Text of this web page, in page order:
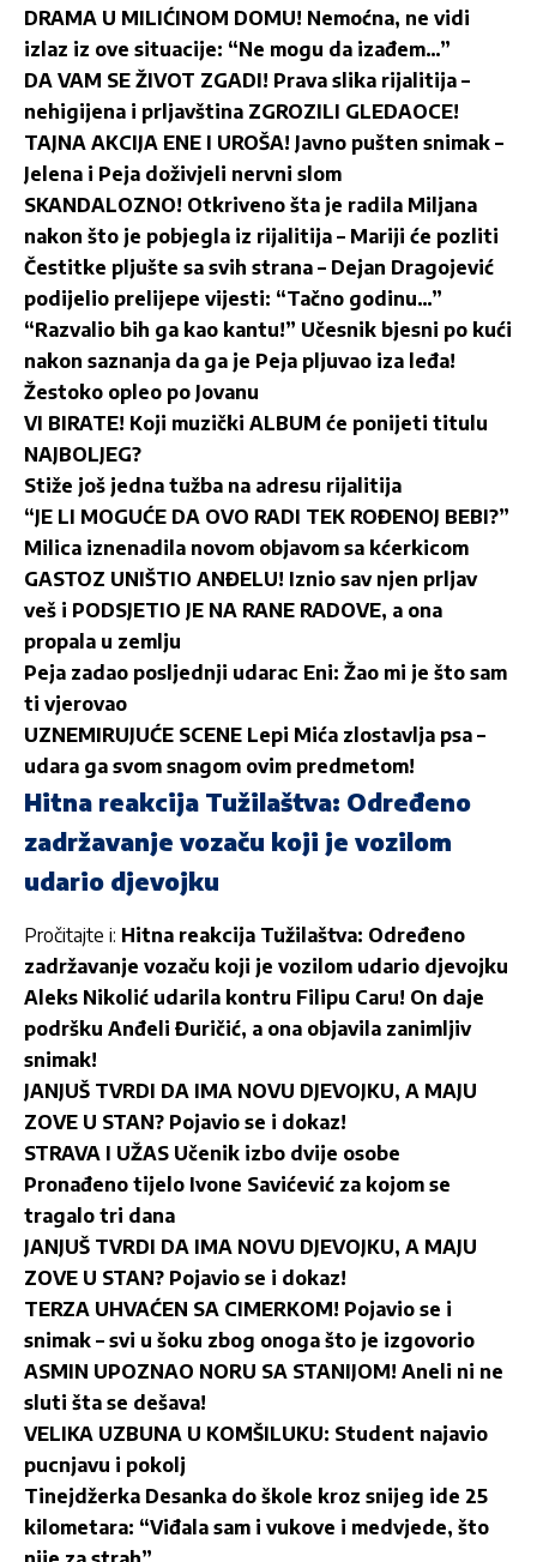
DRAMA U MILIĆINOM DOMU! Nemoćna, ne vidi
izlaz iz ove situacije: “Ne mogu da izađem…”
DA VAM SE ŽIVOT ZGADI! Prava slika rijalitija –
nehigijena i prljavština ZGROZILI GLEDAOCE!
TAJNA AKCIJA ENE I UROŠA! Javno pušten snimak –
Jelena i Peja doživjeli nervni slom
SKANDALOZNO! Otkriveno šta je radila Miljana
nakon što je pobjegla iz rijalitija – Mariji će pozliti
Čestitke pljušte sa svih strana – Dejan Dragojević
podijelio prelijepe vijesti: “Tačno godinu…”
“Razvalio bih ga kao kantu!” Učesnik bjesni po kući
nakon saznanja da ga je Peja pljuvao iza leđa!
Žestoko opleo po Jovanu
VI BIRATE! Koji muzički ALBUM će ponijeti titulu
NAJBOLJEG?
Stiže još jedna tužba na adresu rijalitija
“JE LI MOGUĆE DA OVO RADI TEK ROĐENOJ BEBI?”
Milica iznenadila novom objavom sa kćerkicom
GASTOZ UNIŠTIO ANĐELU! Iznio sav njen prljav
veš i PODSJETIO JE NA RANE RADOVE, a ona
propala u zemlju
Peja zadao posljednji udarac Eni: Žao mi je što sam
ti vjerovao
UZNEMIRUJUĆE SCENE Lepi Mića zlostavlja psa –
udara ga svom snagom ovim predmetom!
Hitna reakcija Tužilaštva: Određeno
zadržavanje vozaču koji je vozilom
udario djevojku
Pročitajte i: Hitna reakcija Tužilaštva: Određeno
zadržavanje vozaču koji je vozilom udario djevojku
Aleks Nikolić udarila kontru Filipu Caru! On daje
podršku Anđeli Đuričić, a ona objavila zanimljiv
snimak!
JANJUŠ TVRDI DA IMA NOVU DJEVOJKU, A MAJU
ZOVE U STAN? Pojavio se i dokaz!
STRAVA I UŽAS Učenik izbo dvije osobe
Pronađeno tijelo Ivone Savićević za kojom se
tragalo tri dana
JANJUŠ TVRDI DA IMA NOVU DJEVOJKU, A MAJU
ZOVE U STAN? Pojavio se i dokaz!
TERZA UHVAĆEN SA CIMERKOM! Pojavio se i
snimak – svi u šoku zbog onoga što je izgovorio
ASMIN UPOZNAO NORU SA STANIJOM! Aneli ni ne
sluti šta se dešava!
VELIKA UZBUNA U KOMŠILUKU: Student najavio
pucnjavu i pokolj
Tinejdžerka Desanka do škole kroz snijeg ide 25
kilometara: “Viđala sam i vukove i medvjede, što